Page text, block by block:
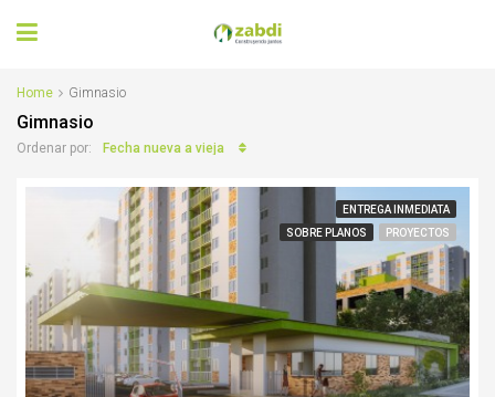
Home Gimnasio
Gimnasio
Ordenar por: Fecha nueva a vieja
ENTREGA INMEDIATA
SOBRE PLANOS
PROYECTOS